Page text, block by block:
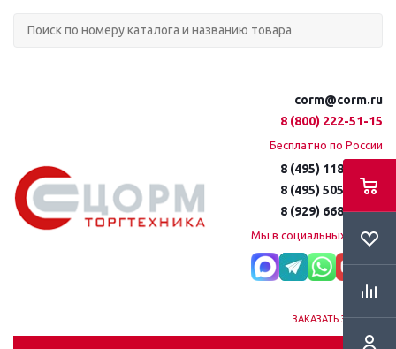
corm@corm.ru
8 (800) 222-51-15
Бесплатно по России
8 (495) 118-61-16
8 (495) 505-51-15
8 (929) 668-95-35
Мы в социальных сетях:
ЗАКАЗАТЬ ЗВОНОК